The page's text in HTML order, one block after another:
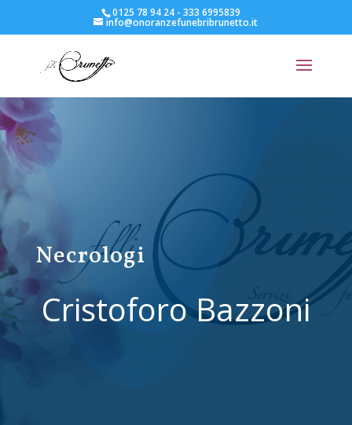
0125 78 94 24 - 333 6995839
info@onoranzefunebribrunetto.it
Necrologi
Cristoforo Bazzoni